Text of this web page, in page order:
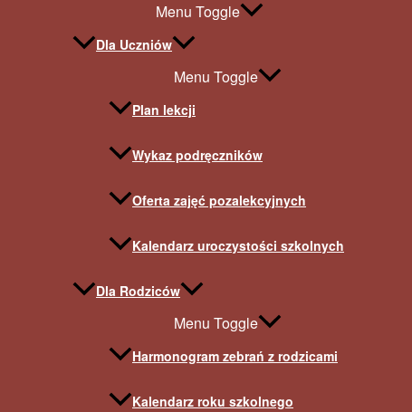
Menu Toggle
Dla Uczniów
Menu Toggle
Plan lekcji
Wykaz podręczników
Oferta zajęć pozalekcyjnych
Kalendarz uroczystości szkolnych
Dla Rodziców
Menu Toggle
Harmonogram zebrań z rodzicami
Kalendarz roku szkolnego